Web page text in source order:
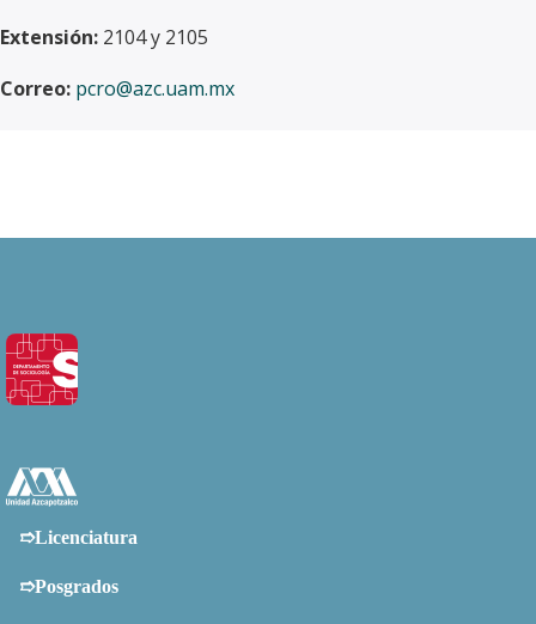
Extensión: 2104 y 2105
Correo: pcro@azc.uam.mx
➱Licenciatura
➱Posgrados